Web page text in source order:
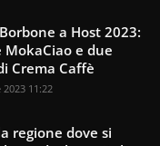
a Host 2023:
MokaCiao e due
Crema Caffè
11:22
regione dove si